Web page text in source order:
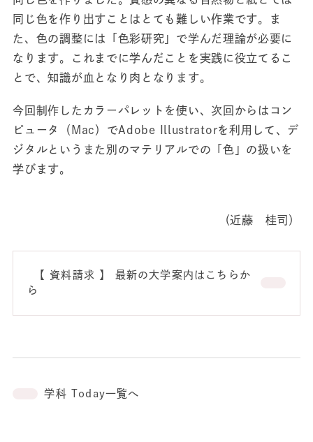
同じ色を作り出すことはとても難しい作業です。ま
た、色の調整には「色彩研究」で学んだ理論が必要に
なります。これまでに学んだことを実践に役立てるこ
とで、知識が血となり肉となります。
今回制作したカラーパレットを使い、次回からはコン
ピュータ（Mac）でAdobe Illustratorを利用して、デ
ジタルというまた別のマテリアルでの「色」の扱いを
学びます。
（近藤 桂司）
【 資料請求 】 最新の大学案内はこちらか
ら
学科 Today一覧へ